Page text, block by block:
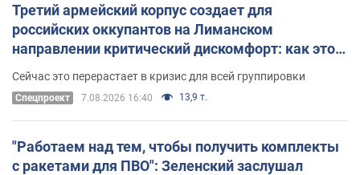
Третий армейский корпус создает для
российских оккупантов на Лиманском
направлении критический дискомфорт: как это
удалось
Сейчас это перерастает в кризис для всей группировки
Спецпроект 7.08.2026 16:40 13,9 т.
"Работаем над тем, чтобы получить комплекты
с ракетами для ПВО": Зеленский заслушал